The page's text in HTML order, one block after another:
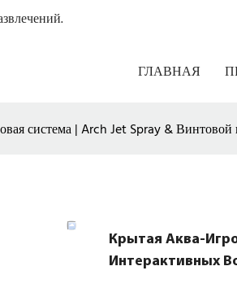
ГЛАВНАЯ
система | Arch Jet Spray &
Крытая Аква-
Интерактивных